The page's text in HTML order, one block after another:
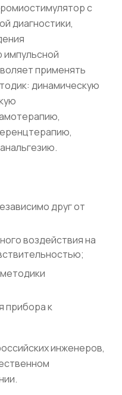
с
диагностики,
применять
динамическую
друг от
воздействия на
прибора к
инженеров,